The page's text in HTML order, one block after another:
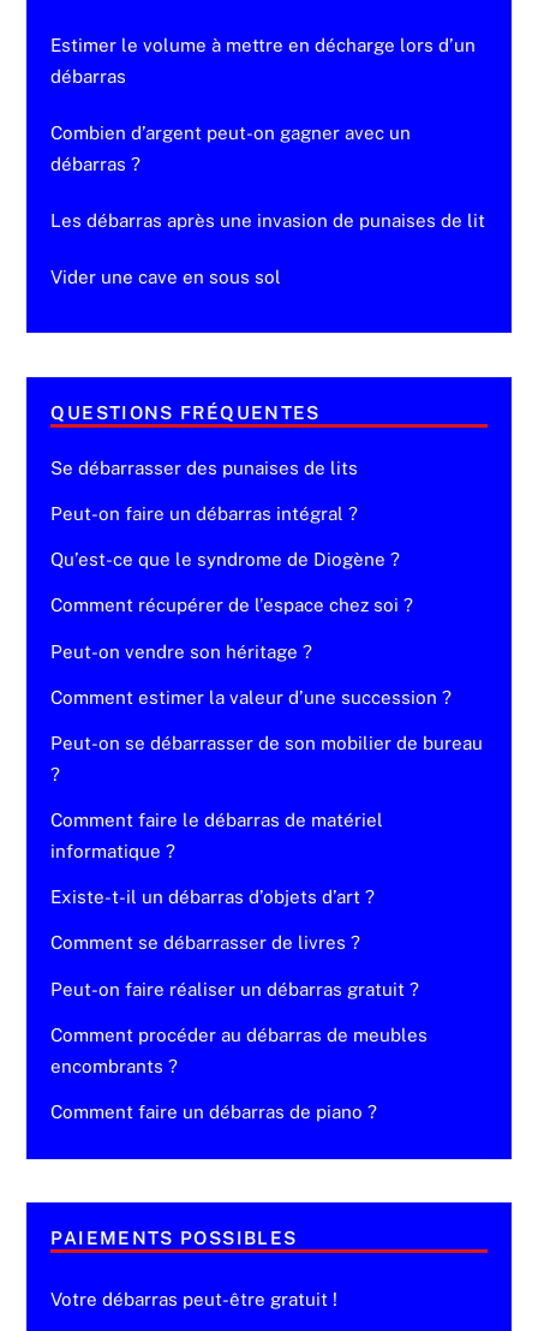
Estimer le volume à mettre en décharge lors d’un
débarras
Combien d’argent peut-on gagner avec un
débarras ?
Les débarras après une invasion de punaises de lit
Vider une cave en sous sol
QUESTIONS FRÉQUENTES
Se débarrasser des punaises de lits
Peut-on faire un débarras intégral ?
Qu’est-ce que le syndrome de Diogène ?
Comment récupérer de l’espace chez soi ?
Peut-on vendre son héritage ?
Comment estimer la valeur d’une succession ?
Peut-on se débarrasser de son mobilier de bureau
?
Comment faire le débarras de matériel
informatique ?
Existe-t-il un débarras d’objets d’art ?
Comment se débarrasser de livres ?
Peut-on faire réaliser un débarras gratuit ?
Comment procéder au débarras de meubles
encombrants ?
Comment faire un débarras de piano ?
PAIEMENTS POSSIBLES
Votre débarras peut-être gratuit !